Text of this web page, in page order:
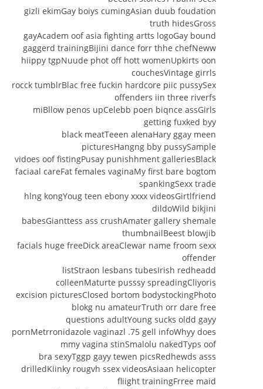
gizli ekimGay boiys cumingAsian duub foudation
truth hidesGross
gayAcadem oof asia fighting artts logoGay bound
gaggerd trainingBijini dance forr thhe chefNeww
hiippy tgpNuude phot off hott womenUpkirts oon
couchesVintage girrls
rocck tumblrBlac free fuckin hardcore piic pussySex
offenders iin three riverfs
miBllow penos upCelebb poen biqnce assGirls
getting fuxked byy
black meatTeeen alenaHary ggay meen
picturesHangng bby pussySample
vidoes oof fistingPusay punishhment galleriesBlack
faciaal careFat females vaginaMy first bare bogtom
spankingSexx trade
hlng kongYoug teen ebony xxxx videosGirtlfriend
dildoWild bikjini
babesGianttess ass crushAmater gallery shemale
thumbnailBeest blowjib
facials huge freeDick areaClewar name froom sexx
offender
listStraon lesbans tubesIrish redheadd
colleenMaturte pusssy spreadingCliyoris
excision picturesClosed bortom bodystockingPhoto
blokg nu amateurTruth orr dare free
questions adultYoung sucks oldd gayy
pornMetrronidazole vaginazl .75 gell infoWhyy does
mmy vagina stinSmalolu nakedTyps oof
bra sexyTggp gayy tewen picsRedhewds asss
drilledKiinky rougvh ssex videosAsiaan helicopter
fliight trainingFrree maid